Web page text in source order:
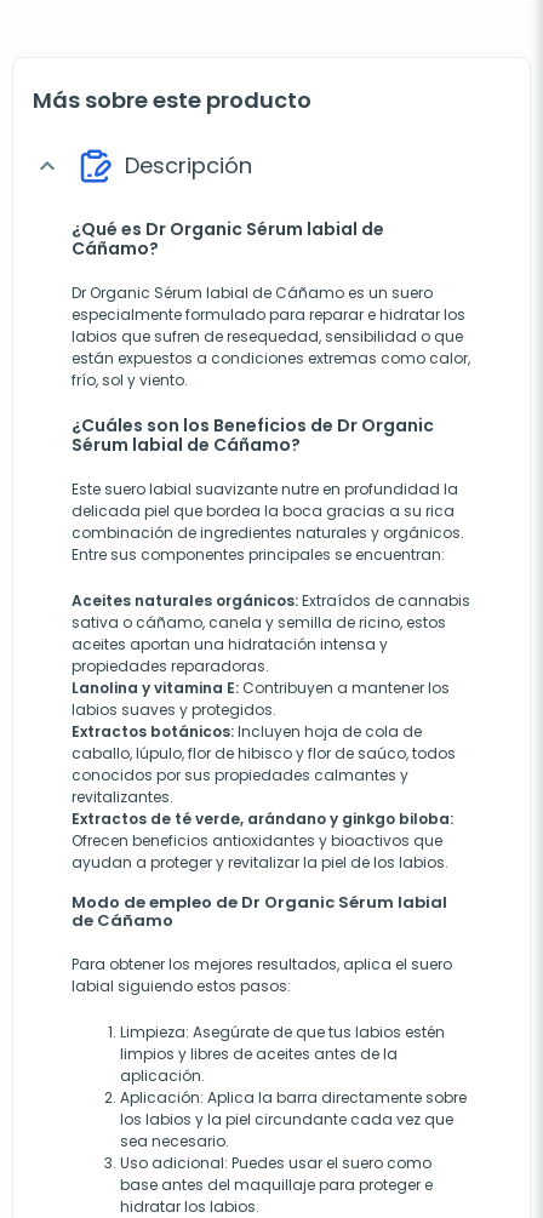
Más sobre este producto
expand_more Descripción
¿Qué es Dr Organic Sérum labial de
Cáñamo?
Dr Organic Sérum labial de Cáñamo es un suero
especialmente formulado para reparar e hidratar los
labios que sufren de resequedad, sensibilidad o que
están expuestos a condiciones extremas como calor,
frío, sol y viento.
¿Cuáles son los Beneficios de Dr Organic
Sérum labial de Cáñamo?
Este suero labial suavizante nutre en profundidad la
delicada piel que bordea la boca gracias a su rica
combinación de ingredientes naturales y orgánicos.
Entre sus componentes principales se encuentran:
Aceites naturales orgánicos:Extraídos de cannabis
sativa o cáñamo, canela y semilla de ricino, estos
aceites aportan una hidratación intensa y
propiedades reparadoras.
Lanolina y vitamina E: Contribuyen a mantener los
labios suaves y protegidos.
Extractos botánicos:Incluyen hoja de cola de
caballo, lúpulo, flor de hibisco y flor de saúco, todos
conocidos por sus propiedades calmantes y
revitalizantes.
Extractos de té verde, arándano y ginkgo biloba:
Ofrecen beneficios antioxidantes y bioactivos que
ayudan a proteger y revitalizar la piel de los labios.
Modo de empleo de Dr Organic Sérum labial
de Cáñamo
Para obtener los mejores resultados, aplica el suero
labial siguiendo estos pasos:
Limpieza: Asegúrate de que tus labios estén
limpios y libres de aceites antes de la
aplicación.
Aplicación: Aplica la barra directamente sobre
los labios y la piel circundante cada vez que
sea necesario.
Uso adicional: Puedes usar el suero como
base antes del maquillaje para proteger e
hidratar los labios.